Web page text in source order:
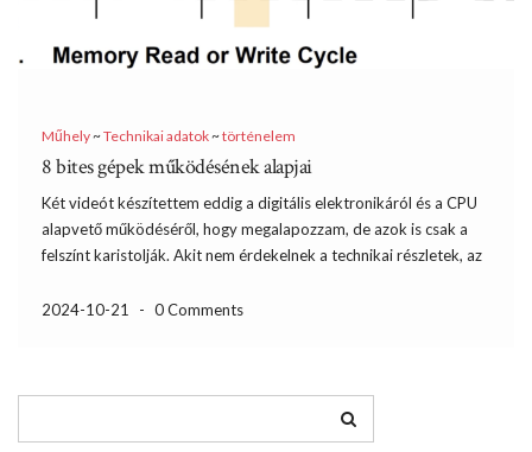
Műhely~Technikai adatok~történelem
8 bites gépek működésének alapjai
Két videót készítettem eddig a digitális elektronikáról és a CPU
alapvető működéséről, hogy megalapozzam, de azok is csak a
felszínt karistolják. Akit nem érdekelnek a technikai részletek, az
felében, de én így szeretek a hobbimmal foglalkozni, […]
2024-10-21 - 0 Comments